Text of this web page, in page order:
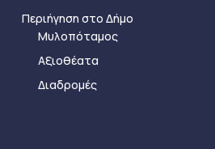
Περιήγηση στο Δήμο
Μυλοπόταμος
Αξιοθέατα
Διαδρομές